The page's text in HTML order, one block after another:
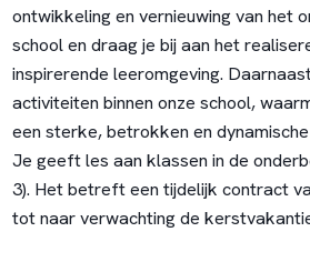
ontwikkeling en vernieuwing van het
school en draag je bij aan het
inspirerende leeromgeving.
activiteiten binnen onze school,
een sterke, betrokken en
Je geeft les aan klassen in de
3). Het betreft een tijdelijk contract
tot naar verwachting de